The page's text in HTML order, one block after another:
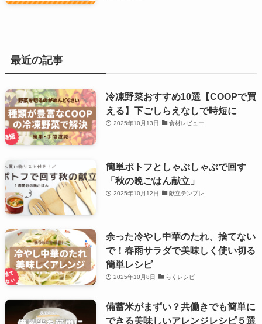
最近の記事
冷凍野菜おすすめ10選【COOPで買
える】下ごしらえなしで時短に
2025年10月13日 食材レビュー
簡単ポトフとしゃぶしゃぶで回す
「秋の晩ごはん献立」
2025年10月12日 献立テンプレ
余った冷やし中華のたれ、捨てない
で！春雨サラダで美味しく使い切る
簡単レシピ
2025年10月8日 らくレシピ
備蓄米がまずい？共働きでも簡単に
できる美味しいアレンジレシピ５選